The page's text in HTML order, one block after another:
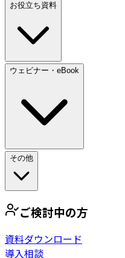
お役立ち資料
ウェビナー・eBook
その他
ご検討中の方
資料ダウンロード
導入相談